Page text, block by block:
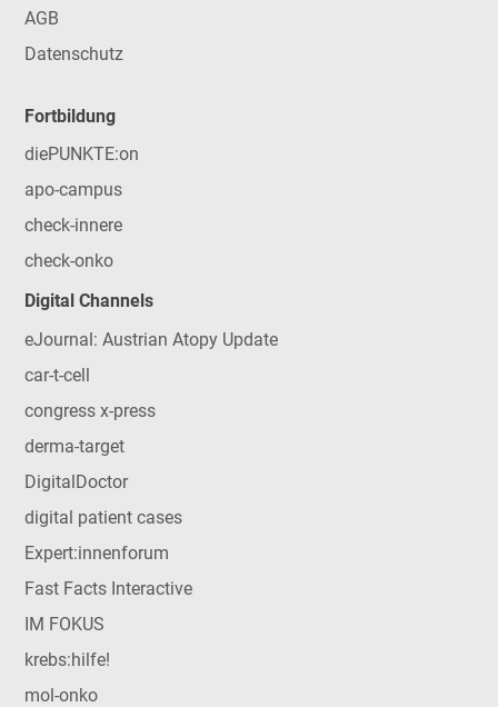
AGB
Datenschutz
Fortbildung
diePUNKTE:on
apo-campus
check-innere
check-onko
Digital Channels
eJournal: Austrian Atopy Update
car-t-cell
congress x-press
derma-target
DigitalDoctor
digital patient cases
Expert:innenforum
Fast Facts Interactive
IM FOKUS
krebs:hilfe!
mol-onko